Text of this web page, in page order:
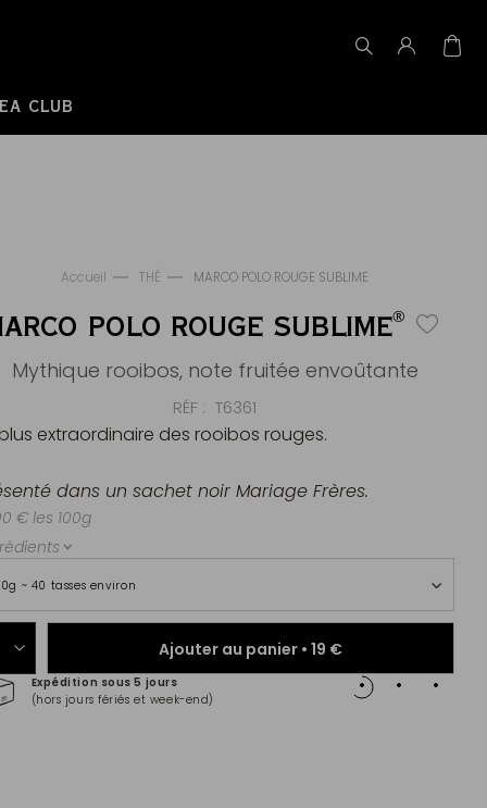
CLUB
Accueil THÉ MARCO POLO ROUGE SUBLIME
POLO ROUGE SUBLIME®
Mythique rooibos, note fruitée envoûtante
RÉF T6361
~ 40 tasses environ
Ajouter au panier • 19 €
Expédition sous 5 jours
(hors jours fériés et week-end)
extraordinaire des rooibos rouges.
dans un sachet noir Mariage Frères.
€ les 100g